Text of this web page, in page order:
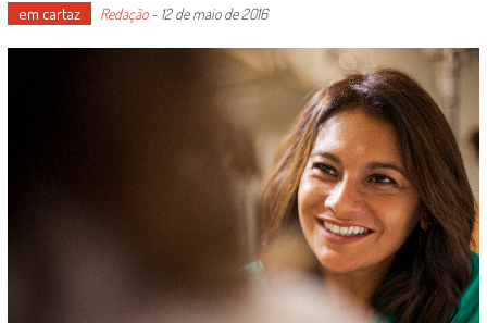
em cartaz Redação- 12 de maio de 2016